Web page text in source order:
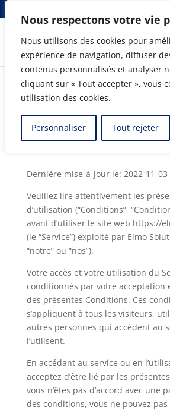
Nous respectons votre vie
Nous utilisons des cookies pour
expérience de navigation, diffuser
contenus personnalisés et analyser
cliquant sur « Tout accepter », vous
utilisation des cookies.
Personnaliser Tout rejeter
Chef de file en intégration CAO-ERP
Conditions
parGérard Raymond |Mar 3, 2020
Dernière mise-à-jour le: 2022-11-03
Veuillez lire attentivement les
d’utilisation (“Conditions”,
avant d’utiliser le site web https://
(le “Service”) exploité par Elmo
“notre” ou “nos”).
Votre accès et votre utilisation du
conditionnés par votre acceptation
des présentes Conditions. Ces
s’appliquent à tous les visiteurs,
autres personnes qui accèdent au
l’utilisent.
En accédant au service ou en
acceptez d’être lié par les
vous n’êtes pas d’accord avec une
des conditions, vous ne pouvez pas